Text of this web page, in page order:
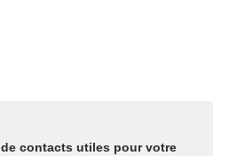
contacts utiles pour votre